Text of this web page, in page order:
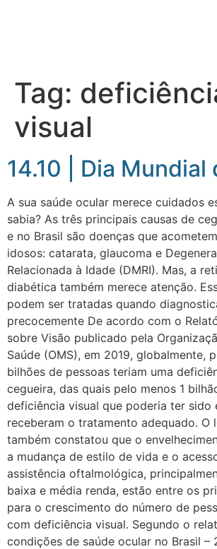
Tag:
visual
14.10 | Dia Mundial
A sua saúde ocular merece cuidados
sabia? As três principais causas de
e no Brasil são doenças que
idosos: catarata, glaucoma e
Relacionada à Idade (DMRI). Mas, a
diabética também merece atenção.
podem ser tratadas quando
precocemente De acordo com o
sobre Visão publicado pela
Saúde (OMS), em 2019, globalmente,
bilhões de pessoas teriam uma
cegueira, das quais pelo menos 1
deficiência visual que poderia ter sido
receberam o tratamento adequado. O
também constatou que o
a mudança de estilo de vida e o
assistência oftalmológica,
baixa e média renda, estão entre os
para o crescimento do número de
com deficiência visual. Segundo o
condições de saúde ocular no Brasil –